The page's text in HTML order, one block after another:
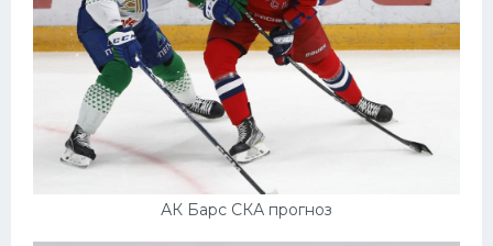
АК Барс СКА прогноз